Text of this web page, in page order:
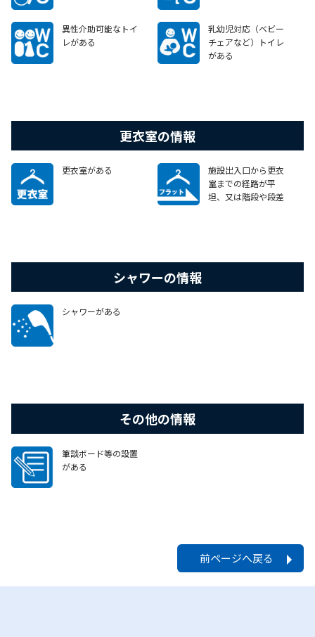
異性介助可能なトイ
レがある
乳幼児対応（ベビー
チェアなど）トイレ
がある
更衣室の情報
更衣室がある
施設出入口から更衣
室までの経路が平
坦、又は階段や段差
シャワーの情報
シャワーがある
その他の情報
筆談ボード等の設置
がある
前ページへ戻る